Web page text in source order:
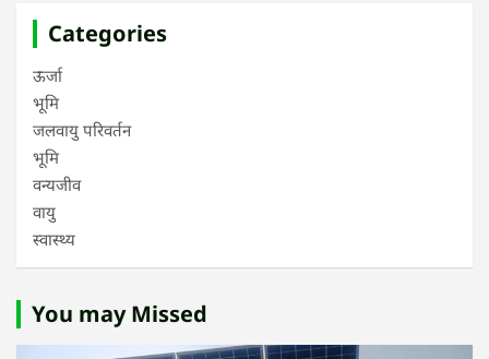
Categories
ऊर्जा
भूमि
जलवायु परिवर्तन
भूमि
वन्यजीव
वायु
स्वास्थ्य
You may Missed